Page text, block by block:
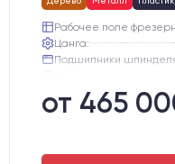
Рабочее поле
Цанга:
Подшипники
Двигатели:
от 465